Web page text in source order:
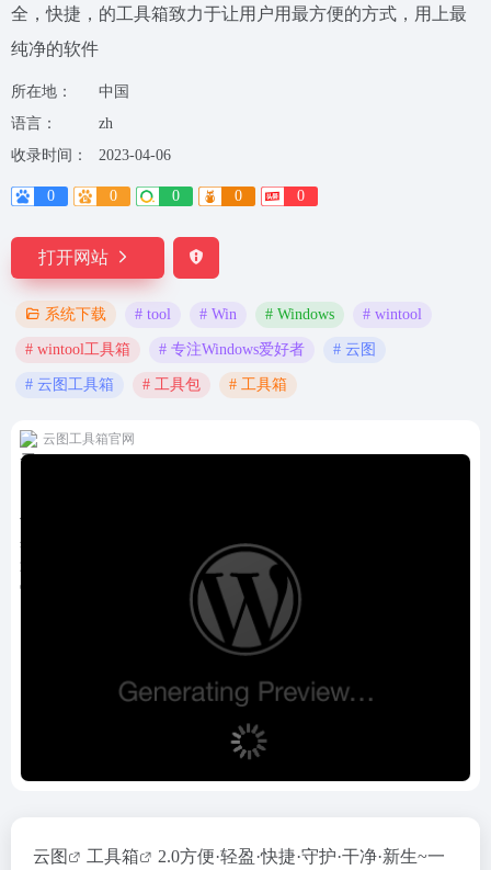
全，快捷，的工具箱致力于让用户用最方便的方式，用上最
纯净的软件
所在地：
中国
语言：
zh
收录时间：
2023-04-06
0 0 0 0 0
打开网站
系统下载 # tool # Win # Windows # wintool
# wintool工具箱 # 专注Windows爱好者 # 云图
# 云图工具箱 # 工具包 # 工具箱
云图工具箱官网
云图 工具箱
2.0方便·轻盈·快捷·守护·干净·新生~一